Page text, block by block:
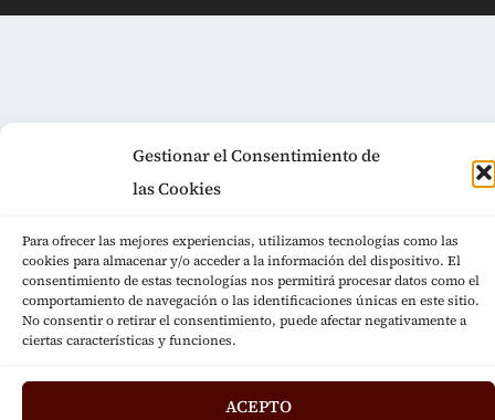
Gestionar el Consentimiento de
las Cookies
Para ofrecer las mejores experiencias, utilizamos tecnologías como las
cookies para almacenar y/o acceder a la información del dispositivo. El
consentimiento de estas tecnologías nos permitirá procesar datos como el
comportamiento de navegación o las identificaciones únicas en este sitio.
No consentir o retirar el consentimiento, puede afectar negativamente a
ciertas características y funciones.
ACEPTO